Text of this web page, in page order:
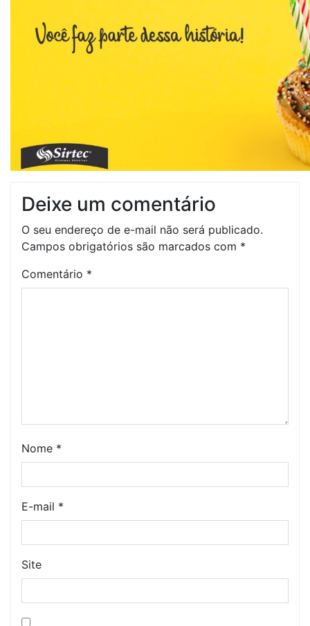
Deixe um comentário
O seu endereço de e-mail não será publicado.
Campos obrigatórios são marcados com *
Comentário *
Nome *
E-mail *
Site